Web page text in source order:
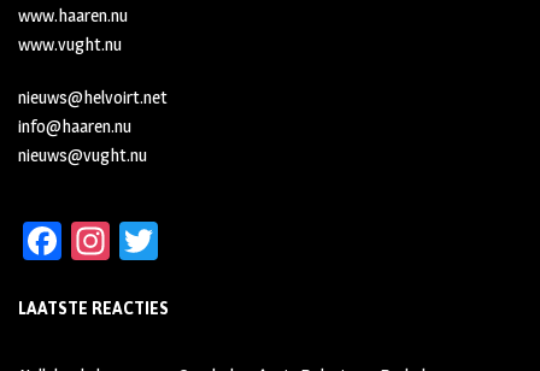
www.haaren.nu
www.vught.nu
nieuws@helvoirt.net
info@haaren.nu
nieuws@vught.nu
Fa
b
oo
In
ag tt
LAATSTE REACTIES